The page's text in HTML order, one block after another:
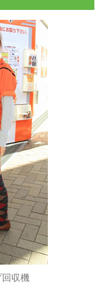
収機